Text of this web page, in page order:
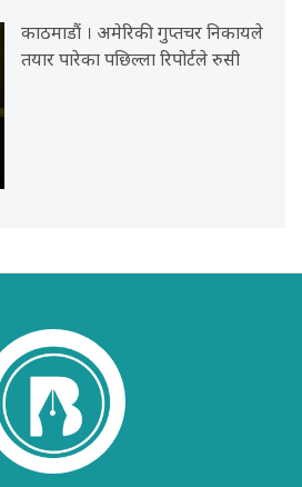
काठमाडौं । अमेरिकी गुप्तचर निकायले
तयार पारेका पछिल्ला रिपोर्टले रुसी